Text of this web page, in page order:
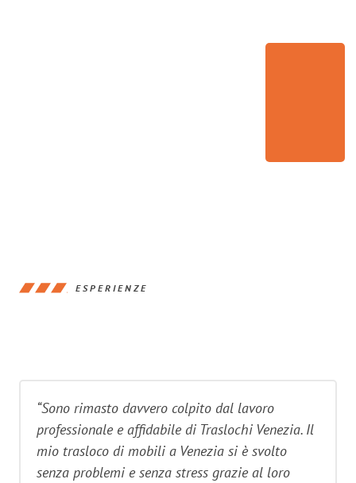
ESPERIENZE
“Sono rimasto davvero colpito dal lavoro
professionale e affidabile di Traslochi Venezia. Il
mio trasloco di mobili a Venezia si è svolto
senza problemi e senza stress grazie al loro